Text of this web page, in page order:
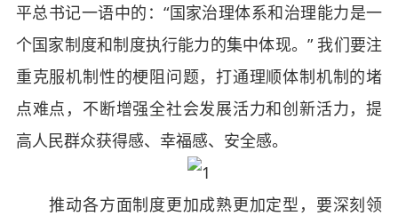
平总书记一语中的：“国家治理体系和治理能力是一
个国家制度和制度执行能力的集中体现。” 我们要注
重克服机制性的梗阻问题，打通理顺体制机制的堵
点难点，不断增强全社会发展活力和创新活力，提
高人民群众获得感、幸福感、安全感。
推动各方面制度更加成熟更加定型，要深刻领